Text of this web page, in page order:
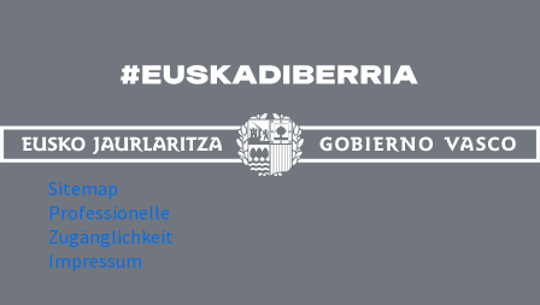
Sitemap
Professionelle
Zugänglichkeit
Impressum